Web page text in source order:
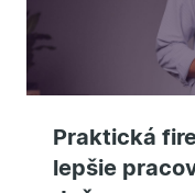
Praktická
lepšie